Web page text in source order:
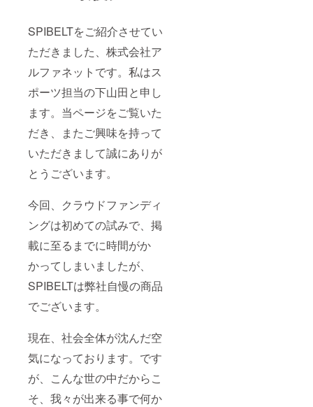
SPIBELTをご紹介させてい
ただきました、株式会社ア
ルファネットです。私はス
ポーツ担当の下山田と申し
ます。当ページをご覧いた
だき、またご興味を持って
いただきまして誠にありが
とうございます。
今回、クラウドファンディ
ングは初めての試みで、掲
載に至るまでに時間がか
かってしまいましたが、
SPIBELTは弊社自慢の商品
でございます。
現在、社会全体が沈んだ空
気になっております。です
が、こんな世の中だからこ
そ、我々が出来る事で何か